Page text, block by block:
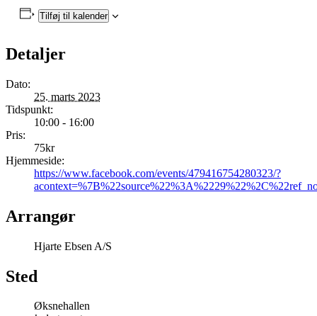
Tilføj til kalender
Detaljer
Dato:
25. marts 2023
Tidspunkt:
10:00 - 16:00
Pris:
75kr
Hjemmeside:
https://www.facebook.com/events/479416754280323/?
Arrangør
Hjarte Ebsen A/S
Sted
Øksnehallen